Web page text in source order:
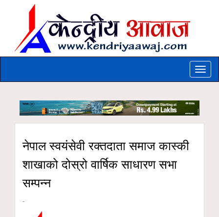
Toggle
नेपाल स्वयंसेवी रक्तदाता समाज कास्की
शाखाको दोस्रो वार्षिक साधारण सभा
सम्पन्न
-